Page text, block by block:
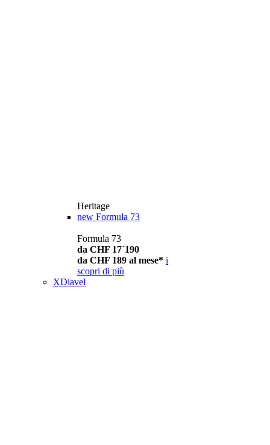
Heritage
new Formula 73
Formula 73
da CHF 17´190
da CHF 189 al mese* i
scopri di più
XDiavel